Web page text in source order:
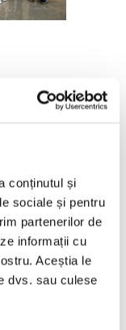
conținutul și
sociale și pentru
partenerilor de
informații cu
Aceștia le
dvs. sau culese
al
vizitatori.
de
i-au
3,5
3.479.838